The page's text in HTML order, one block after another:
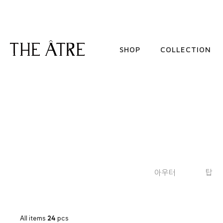
SHOP COLLECTION
아우터 탑
All items 24 pcs